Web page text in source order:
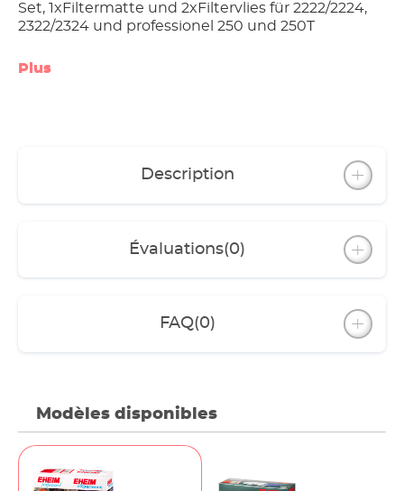
Set, 1xFiltermatte und 2xFiltervlies für 2222/2224,
2322/2324 und professionel 250 und 250T
Plus
Description
Évaluations(0)
FAQ(0)
Modèles disponibles